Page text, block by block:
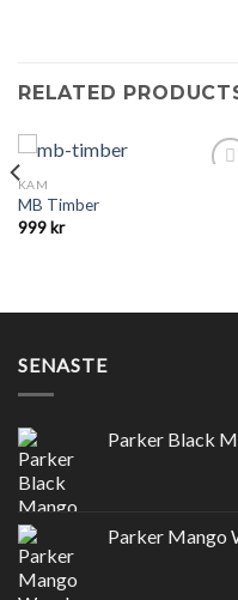
RELATED
KAM
MB Timber
999kr
SENASTE
Parker Black
Parker Mango